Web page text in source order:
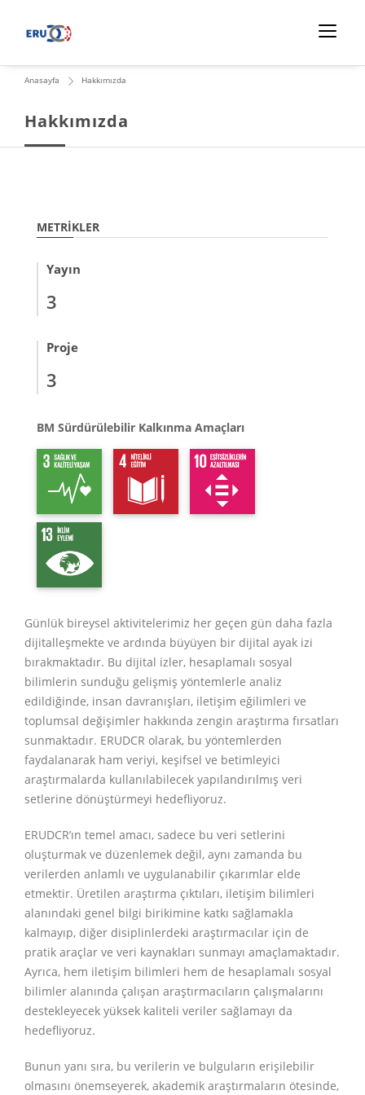
Hakkımızda
Anasayfa Hakkımızda
METRIKLER
Yayın
3
Proje
3
BM Sürdürülebilir Kalkınma Amaçları
Günlük bireysel aktivitelerimiz her geçen gün daha fazla
dijitalleşmekte ve ardında büyüyen bir dijital ayak izi
bırakmaktadır. Bu dijital izler, hesaplamalı sosyal
bilimlerin sunduğu gelişmiş yöntemlerle analiz
edildiğinde, insan davranışları, iletişim eğilimleri ve
toplumsal değişimler hakkında zengin araştırma fırsatları
sunmaktadır. ERUDCR olarak, bu yöntemlerden
faydalanarak ham veriyi, keşifsel ve betimleyici
araştırmalarda kullanılabilecek yapılandırılmış veri
setlerine dönüştürmeyi hedefliyoruz.
ERUDCR’ın temel amacı, sadece bu veri setlerini
oluşturmak ve düzenlemek değil, aynı zamanda bu
verilerden anlamlı ve uygulanabilir çıkarımlar elde
etmektir. Üretilen araştırma çıktıları, iletişim bilimleri
alanındaki genel bilgi birikimine katkı sağlamakla
kalmayıp, diğer disiplinlerdeki araştırmacılar için de
pratik araçlar ve veri kaynakları sunmayı amaçlamaktadır.
Ayrıca, hem iletişim bilimleri hem de hesaplamalı sosyal
bilimler alanında çalışan araştırmacıların çalışmalarını
destekleyecek yüksek kaliteli veriler sağlamayı da
hedefliyoruz.
Bunun yanı sıra, bu verilerin ve bulguların erişilebilir
olmasını önemseyerek, akademik araştırmaların ötesinde,